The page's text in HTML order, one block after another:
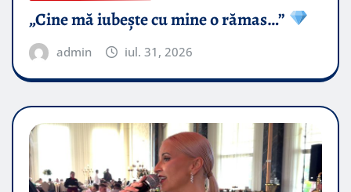
„Cine mă iubește cu mine o rămas…”
admin iul. 31, 2026